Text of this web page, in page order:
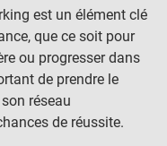
est un élément clé
que ce soit pour
ou progresser dans
de prendre le
réseau
de réussite.